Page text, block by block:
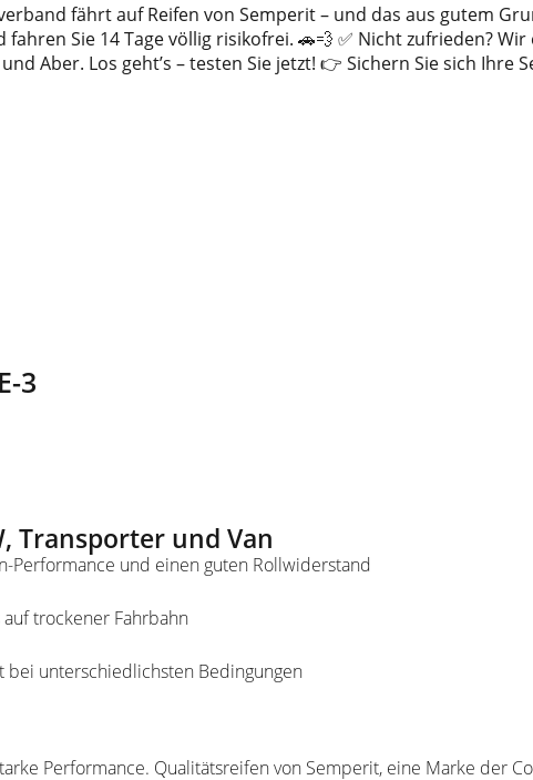
fährt auf Reifen von Semperit – und das aus gutem
Sie 14 Tage völlig risikofrei. 🚗💨 ✅ Nicht zufrieden?
Aber. Los geht’s – testen Sie jetzt! 👉 Sichern Sie sich Ihre
3
Transporter und Van
Performance und einen guten Rollwiderstand
trockener Fahrbahn
bei unterschiedlichsten Bedingungen
Performance. Qualitätsreifen von Semperit, eine Marke der